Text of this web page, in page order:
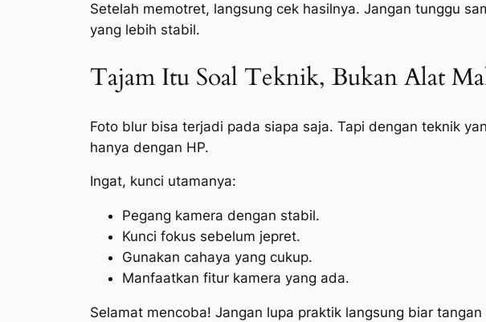
Setelah memotret, langsung cek hasilnya. Jangan tunggu
yang lebih stabil.
Tajam Itu Soal Teknik, Bukan Alat
Foto blur bisa terjadi pada siapa saja. Tapi dengan teknik
hanya dengan HP.
Ingat, kunci utamanya:
Pegang kamera dengan stabil.
Kunci fokus sebelum jepret.
Gunakan cahaya yang cukup.
Manfaatkan fitur kamera yang ada.
Selamat mencoba! Jangan lupa praktik langsung biar